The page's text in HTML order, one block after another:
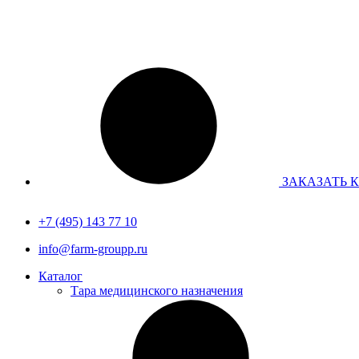
ЗАКАЗАТЬ
+7 (495) 143 77 10
info@farm-groupp.ru
Каталог
Тара медицинского назначения